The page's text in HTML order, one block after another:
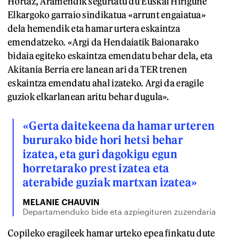
Elkargoko garraio sindikatua «arrunt engaiatua»
dela hemendik eta hamar urtera eskaintza
emendatzeko. «Argi da Hendaiatik Baionarako
bidaia egiteko eskaintza emendatu behar dela, eta
Akitania Berria ere lanean ari da TER trenen
eskaintza emendatu ahal izateko. Argi da eragile
guziok elkarlanean aritu behar dugula».
«Gerta daitekeena da hamar urteren
bururako bide hori hetsi behar
izatea, eta guri dagokigu egun
horretarako prest izatea eta
aterabide guziak martxan izatea»
MELANIE CHAUVIN
Departamenduko bide eta azpiegituren zuzendaria
Copileko eragileek hamar urteko epea finkatu dute